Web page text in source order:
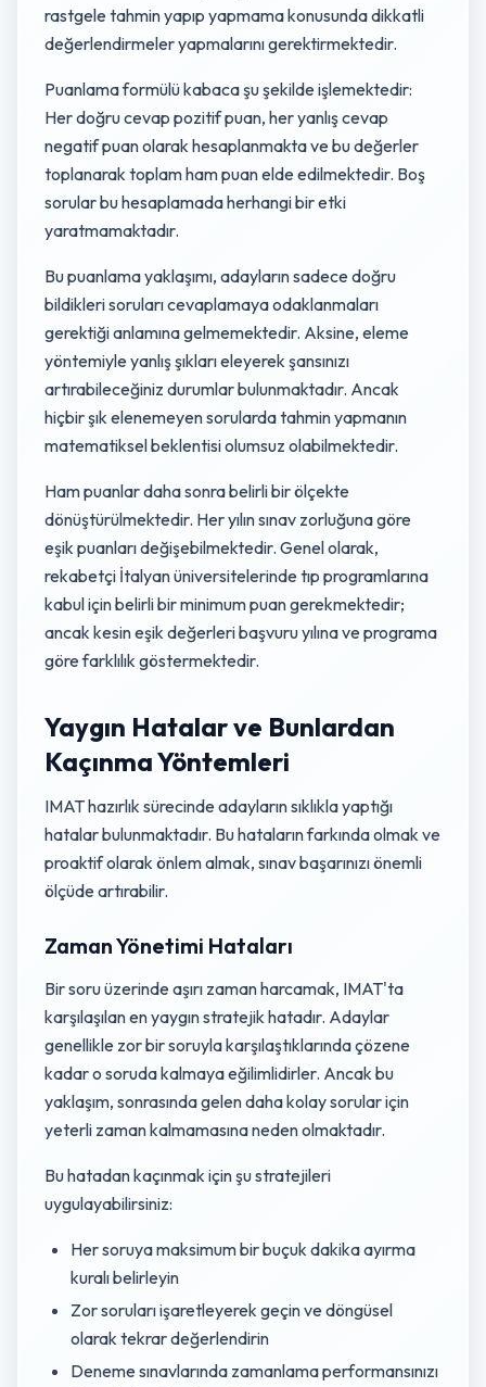
rastgele tahmin yapıp yapmama konusunda dikkatli
değerlendirmeler yapmalarını gerektirmektedir.
Puanlama formülü kabaca şu şekilde işlemektedir:
Her doğru cevap pozitif puan, her yanlış cevap
negatif puan olarak hesaplanmakta ve bu değerler
toplanarak toplam ham puan elde edilmektedir. Boş
sorular bu hesaplamada herhangi bir etki
yaratmamaktadır.
Bu puanlama yaklaşımı, adayların sadece doğru
bildikleri soruları cevaplamaya odaklanmaları
gerektiği anlamına gelmemektedir. Aksine, eleme
yöntemiyle yanlış şıkları eleyerek şansınızı
artırabileceğiniz durumlar bulunmaktadır. Ancak
hiçbir şık elenemeyen sorularda tahmin yapmanın
matematiksel beklentisi olumsuz olabilmektedir.
Ham puanlar daha sonra belirli bir ölçekte
dönüştürülmektedir. Her yılın sınav zorluğuna göre
eşik puanları değişebilmektedir. Genel olarak,
rekabetçi İtalyan üniversitelerinde tıp programlarına
kabul için belirli bir minimum puan gerekmektedir;
ancak kesin eşik değerleri başvuru yılına ve programa
göre farklılık göstermektedir.
Yaygın Hatalar ve Bunlardan
Kaçınma Yöntemleri
IMAT hazırlık sürecinde adayların sıklıkla yaptığı
hatalar bulunmaktadır. Bu hataların farkında olmak ve
proaktif olarak önlem almak, sınav başarınızı önemli
ölçüde artırabilir.
Zaman Yönetimi Hataları
Bir soru üzerinde aşırı zaman harcamak, IMAT'ta
karşılaşılan en yaygın stratejik hatadır. Adaylar
genellikle zor bir soruyla karşılaştıklarında çözene
kadar o soruda kalmaya eğilimlidirler. Ancak bu
yaklaşım, sonrasında gelen daha kolay sorular için
yeterli zaman kalmamasına neden olmaktadır.
Bu hatadan kaçınmak için şu stratejileri
uygulayabilirsiniz:
Her soruya maksimum bir buçuk dakika ayırma
kuralı belirleyin
Zor soruları işaretleyerek geçin ve döngüsel
olarak tekrar değerlendirin
Deneme sınavlarında zamanlama performansınızı